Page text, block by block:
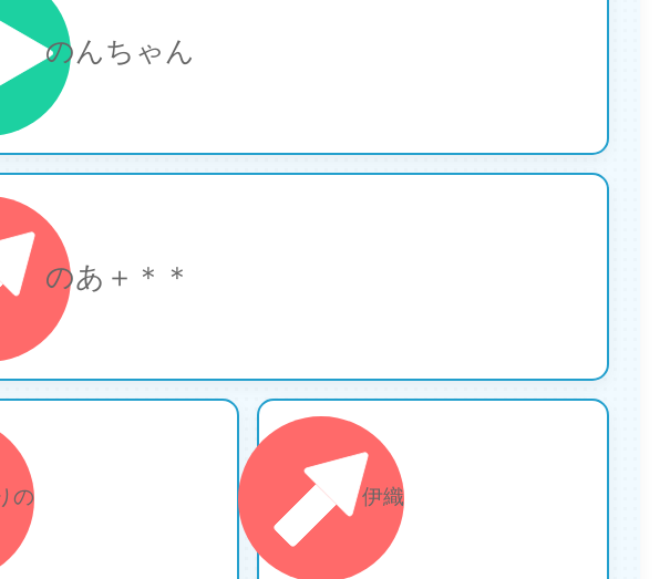
のんちゃん
のあ＋＊＊
の 12 伊織